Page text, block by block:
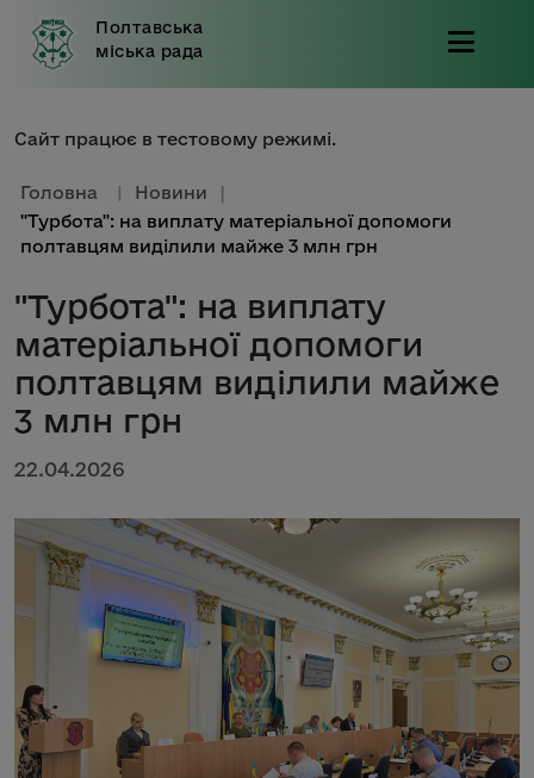
Полтавська
міська рада
Сайт працює в тестовому режимі.
Головна | Новини |
"Турбота": на виплату матеріальної допомоги
полтавцям виділили майже 3 млн грн
"Турбота": на виплату
матеріальної допомоги
полтавцям виділили майже
3 млн грн
22.04.2026